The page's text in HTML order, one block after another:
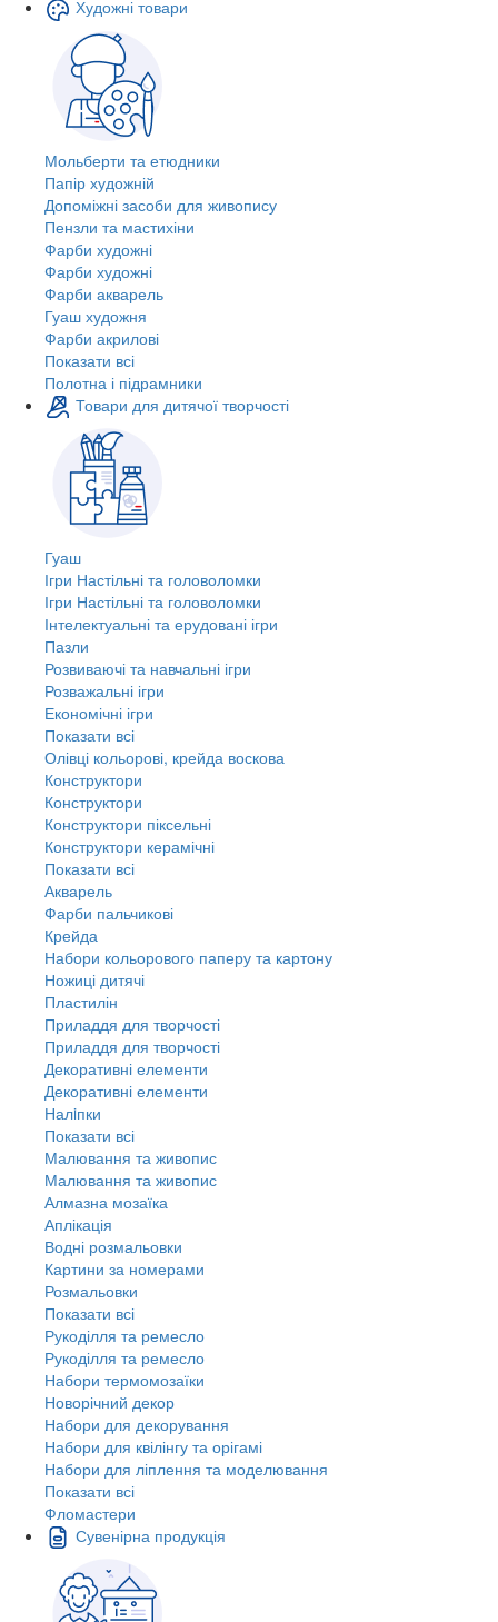
Художні товари
Мольберти та етюдники
Папір художній
Допоміжні засоби для живопису
Пензли та мастихіни
Фарби художні
Фарби художні
Фарби акварель
Гуаш художня
Фарби акрилові
Показати всі
Полотна і підрамники
Товари для дитячої творчості
Гуаш
Ігри Настільні та головоломки
Ігри Настільні та головоломки
Інтелектуальні та ерудовані ігри
Пазли
Розвиваючі та навчальні ігри
Розважальні ігри
Економічні ігри
Показати всі
Олівці кольорові, крейда воскова
Конструктори
Конструктори
Конструктори піксельні
Конструктори керамічні
Показати всі
Акварель
Фарби пальчикові
Крейда
Набори кольорового паперу та картону
Ножиці дитячі
Пластилін
Приладдя для творчості
Приладдя для творчості
Декоративні елементи
Декоративні елементи
Налiпки
Показати всі
Малювання та живопис
Малювання та живопис
Алмазна мозаїка
Аплікація
Водні розмальовки
Картини за номерами
Розмальовки
Показати всі
Рукоділля та ремесло
Рукоділля та ремесло
Набори термомозаїки
Новорічний декор
Набори для декорування
Набори для квілінгу та орігамі
Набори для ліплення та моделювання
Показати всі
Фломастери
Сувенірна продукція